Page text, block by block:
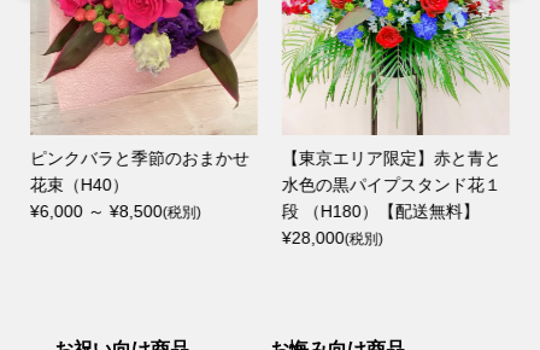
ピンクバラと季節のおまかせ
花束（H40）
¥6,000 ～ ¥8,500(税別)
【東京エリア限定】赤と青と
水色の黒パイプスタンド花１
段 （H180）【配送無料】
¥28,000(税別)